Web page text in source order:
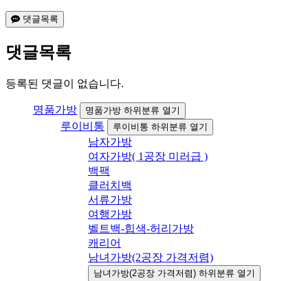
댓글목록
댓글목록
등록된 댓글이 없습니다.
명품가방 명품가방 하위분류 열기
루이비통 루이비통 하위분류 열기
남자가방
여자가방( 1공장 미러급 )
백팩
클러치백
서류가방
여행가방
벨트백-힙색-허리가방
캐리어
남녀가방(2공장 가격저렴)
남녀가방(2공장 가격저렴) 하위분류 열기